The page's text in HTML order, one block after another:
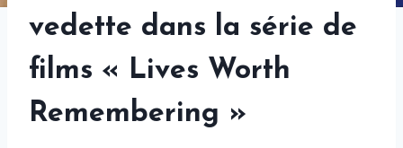
vedette dans la série de
films « Lives Worth
Remembering »